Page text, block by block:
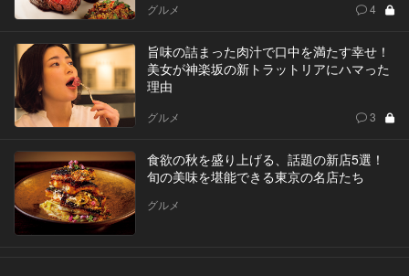
グルメ 4
旨味の詰まった肉汁で口中を満たす幸せ！
美女が神楽坂の新トラットリアにハマった
理由
グルメ 3
食欲の秋を盛り上げる、話題の新店5選！
旬の美味を堪能できる東京の名店たち
グルメ